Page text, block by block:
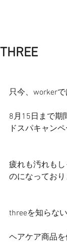
THREE
只今、workerで
8月15日まで期
ドスパキャン
疲れも汚れも
のになっており
threeを知らない
ヘアケア商品